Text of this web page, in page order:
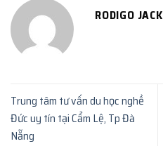
RODIGO JACK
Trung tâm tư vấn du học nghề
Đức uy tín tại Cẩm Lệ, Tp Đà
Nẵng